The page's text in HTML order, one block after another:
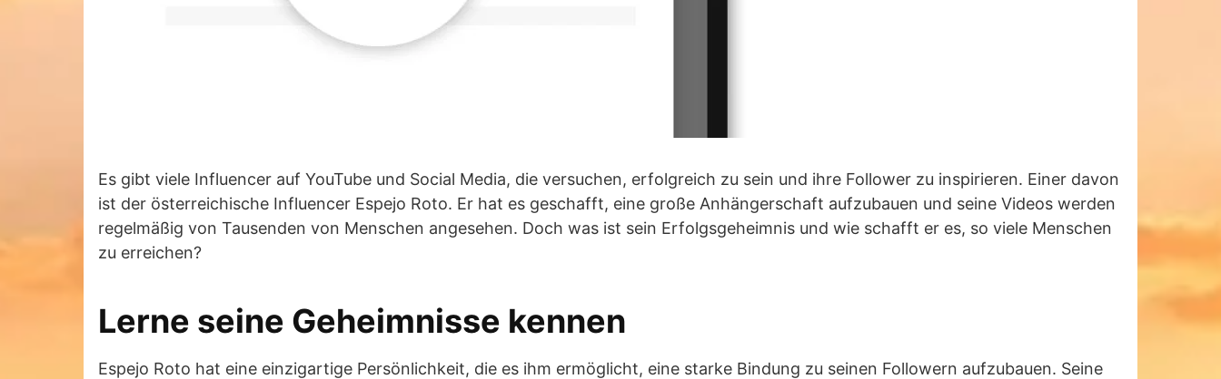
Es gibt viele Influencer auf YouTube und Social Media, die versuchen, erfolgreich zu sein und ihre Follower zu inspirieren. Einer davon
ist der österreichische Influencer Espejo Roto. Er hat es geschafft, eine große Anhängerschaft aufzubauen und seine Videos werden
regelmäßig von Tausenden von Menschen angesehen. Doch was ist sein Erfolgsgeheimnis und wie schafft er es, so viele Menschen
zu erreichen?
Lerne seine Geheimnisse kennen
Espejo Roto hat eine einzigartige Persönlichkeit, die es ihm ermöglicht, eine starke Bindung zu seinen Followern aufzubauen. Seine